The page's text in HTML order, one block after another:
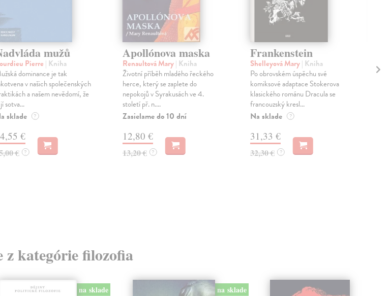
mužů
Pierre | Kniha
dominance je tak
v našich společenských
a našem nevědomí, že
sotva...
sklade ?
€
€ ?
Apollónova maska
Renaultová Mary| Kniha
Životní příběh mladého řeckého
herce, který se zaplete do
nepokojů v Syrakusách ve 4.
století př. n....
Zasielame do 10 dní
12,80 €
13,20 € ?
Frankenstein
Shelleyová Mary| Kniha
Po obrovském úspěchu své
komiksové adaptace Stokerova
klasického románu Dracula se
francouzský kresl...
Na sklade ?
31,33 €
32,30 € ?
z kategórie filozofia
na sklade
na sklade